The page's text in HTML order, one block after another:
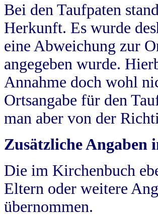
Bei den Taufpaten
Herkunft. Es wurde
eine Abweichung zur
angegeben wurde.
Annahme doch wohl
Ortsangabe für den
man aber von der
Zusätzliche Angaben
Die im Kirchenbuch
Eltern oder weitere
übernommen.